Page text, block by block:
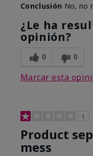
Conclusión No, no
¿Le ha
opinión?
0 0
Marcar esta
1
Product
mess